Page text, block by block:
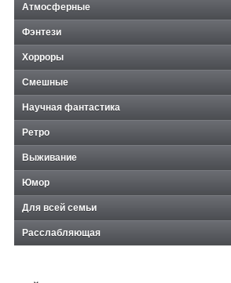
Атмосферные
Фэнтези
Хорроры
Смешные
Научная фантастика
Ретро
Выживание
Юмор
Для всей семьи
Расслабляющая